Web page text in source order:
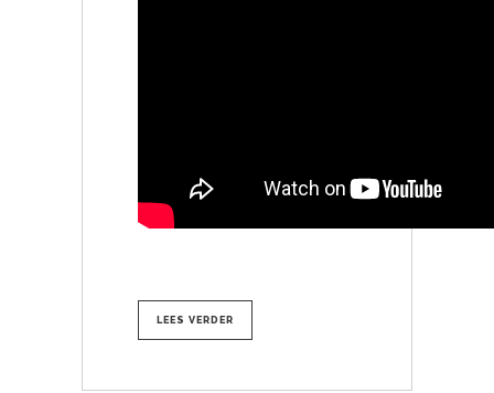
LEES VERDER